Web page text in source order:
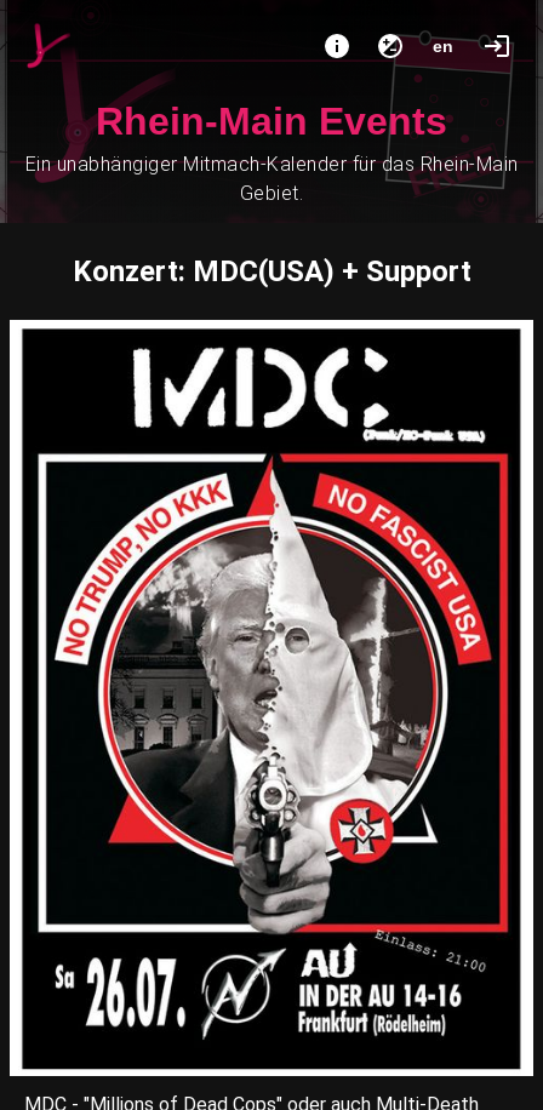
en
Rhein-Main Events
Ein unabhängiger Mitmach-Kalender für das Rhein-Main
Gebiet.
Konzert: MDC(USA) + Support
MDC - "Millions of Dead Cops" oder auch Multi-Death